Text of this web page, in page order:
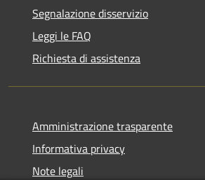
Segnalazione disservizio
Leggi le FAQ
Richiesta di assistenza
Amministrazione trasparente
Informativa privacy
Note legali